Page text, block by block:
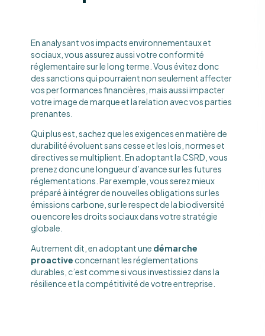
En analysant vos impacts environnementaux et
sociaux, vous assurez aussi votre conformité
réglementaire sur le long terme. Vous évitez donc
des sanctions qui pourraient non seulement affecter
vos performances financières, mais aussi impacter
votre image de marque et la relation avec vos parties
prenantes.
Qui plus est, sachez que les exigences en matière de
durabilité évoluent sans cesse et les lois, normes et
directives se multiplient. En adoptant la CSRD, vous
prenez donc une longueur d’avance sur les futures
réglementations. Par exemple, vous serez mieux
préparé à intégrer de nouvelles obligations sur les
émissions carbone, sur le respect de la biodiversité
ou encore les droits sociaux dans votre stratégie
globale.
Autrement dit, en adoptant une démarche
proactive concernant les réglementations
durables, c’est comme si vous investissiez dans la
résilience et la compétitivité de votre entreprise.